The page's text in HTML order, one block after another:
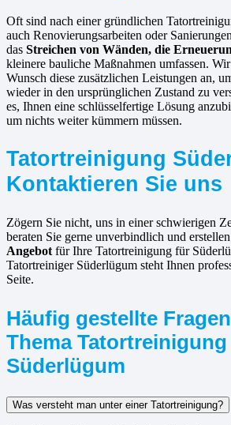
Oft sind nach einer gründlichen
auch Renovierungsarbeiten oder
das Streichen von Wänden, die
kleinere bauliche Maßnahmen umfassen.
Wunsch diese zusätzlichen Leistungen an,
wieder in den ursprünglichen Zustand zu
es, Ihnen eine schlüsselfertige Lösung
um nichts weiter kümmern müssen.
Tatortreinigung
Kontaktieren Sie uns
Zögern Sie nicht, uns in einer schwierigen
beraten Sie gerne unverbindlich und
Angebot für Ihre Tatortreinigung für
Tatortreiniger Süderlügum steht Ihnen
Seite.
Häufig gestellte
Thema
Süderlügum
Was versteht man unter einer Tatortreinigung?